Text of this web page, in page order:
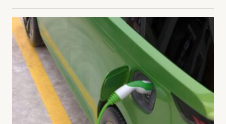
National Geographic на 2026 год. В подборку...